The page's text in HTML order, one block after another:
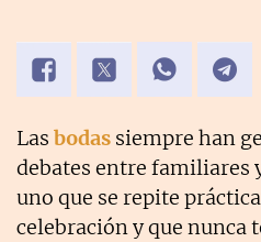
Las bodas siempre han
debates entre familiares
uno que se repite
celebración y que nunca